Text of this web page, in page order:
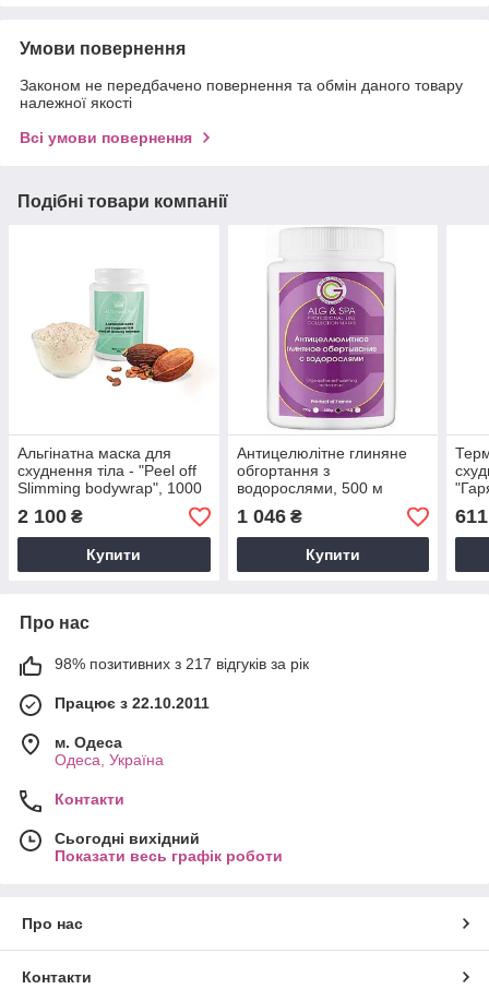
Умови повернення
Законом не передбачено повернення та обмін даного товару
належної якості
Всі умови повернення
Подібні товари компанії
Альгінатна маска для
схуднення тіла - "Peel off
Slimming bodywrap", 1000
г
2 100 ₴
Купити
Антицелюлітне глиняне
обгортання з
водорослями, 500 м
1 046₴
Купити
611
Про нас
98% позитивних з 217 відгуків за рік
Працює з 22.10.2011
м. Одеса
Одеса, Україна
Контакти
Сьогодні вихідний
Показати весь графік роботи
Про нас
Контакти